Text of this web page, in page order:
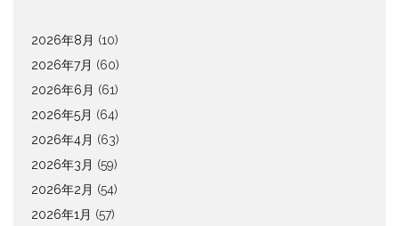
2026年8月 (10)
2026年7月 (60)
2026年6月 (61)
2026年5月 (64)
2026年4月 (63)
2026年3月 (59)
2026年2月 (54)
2026年1月 (57)